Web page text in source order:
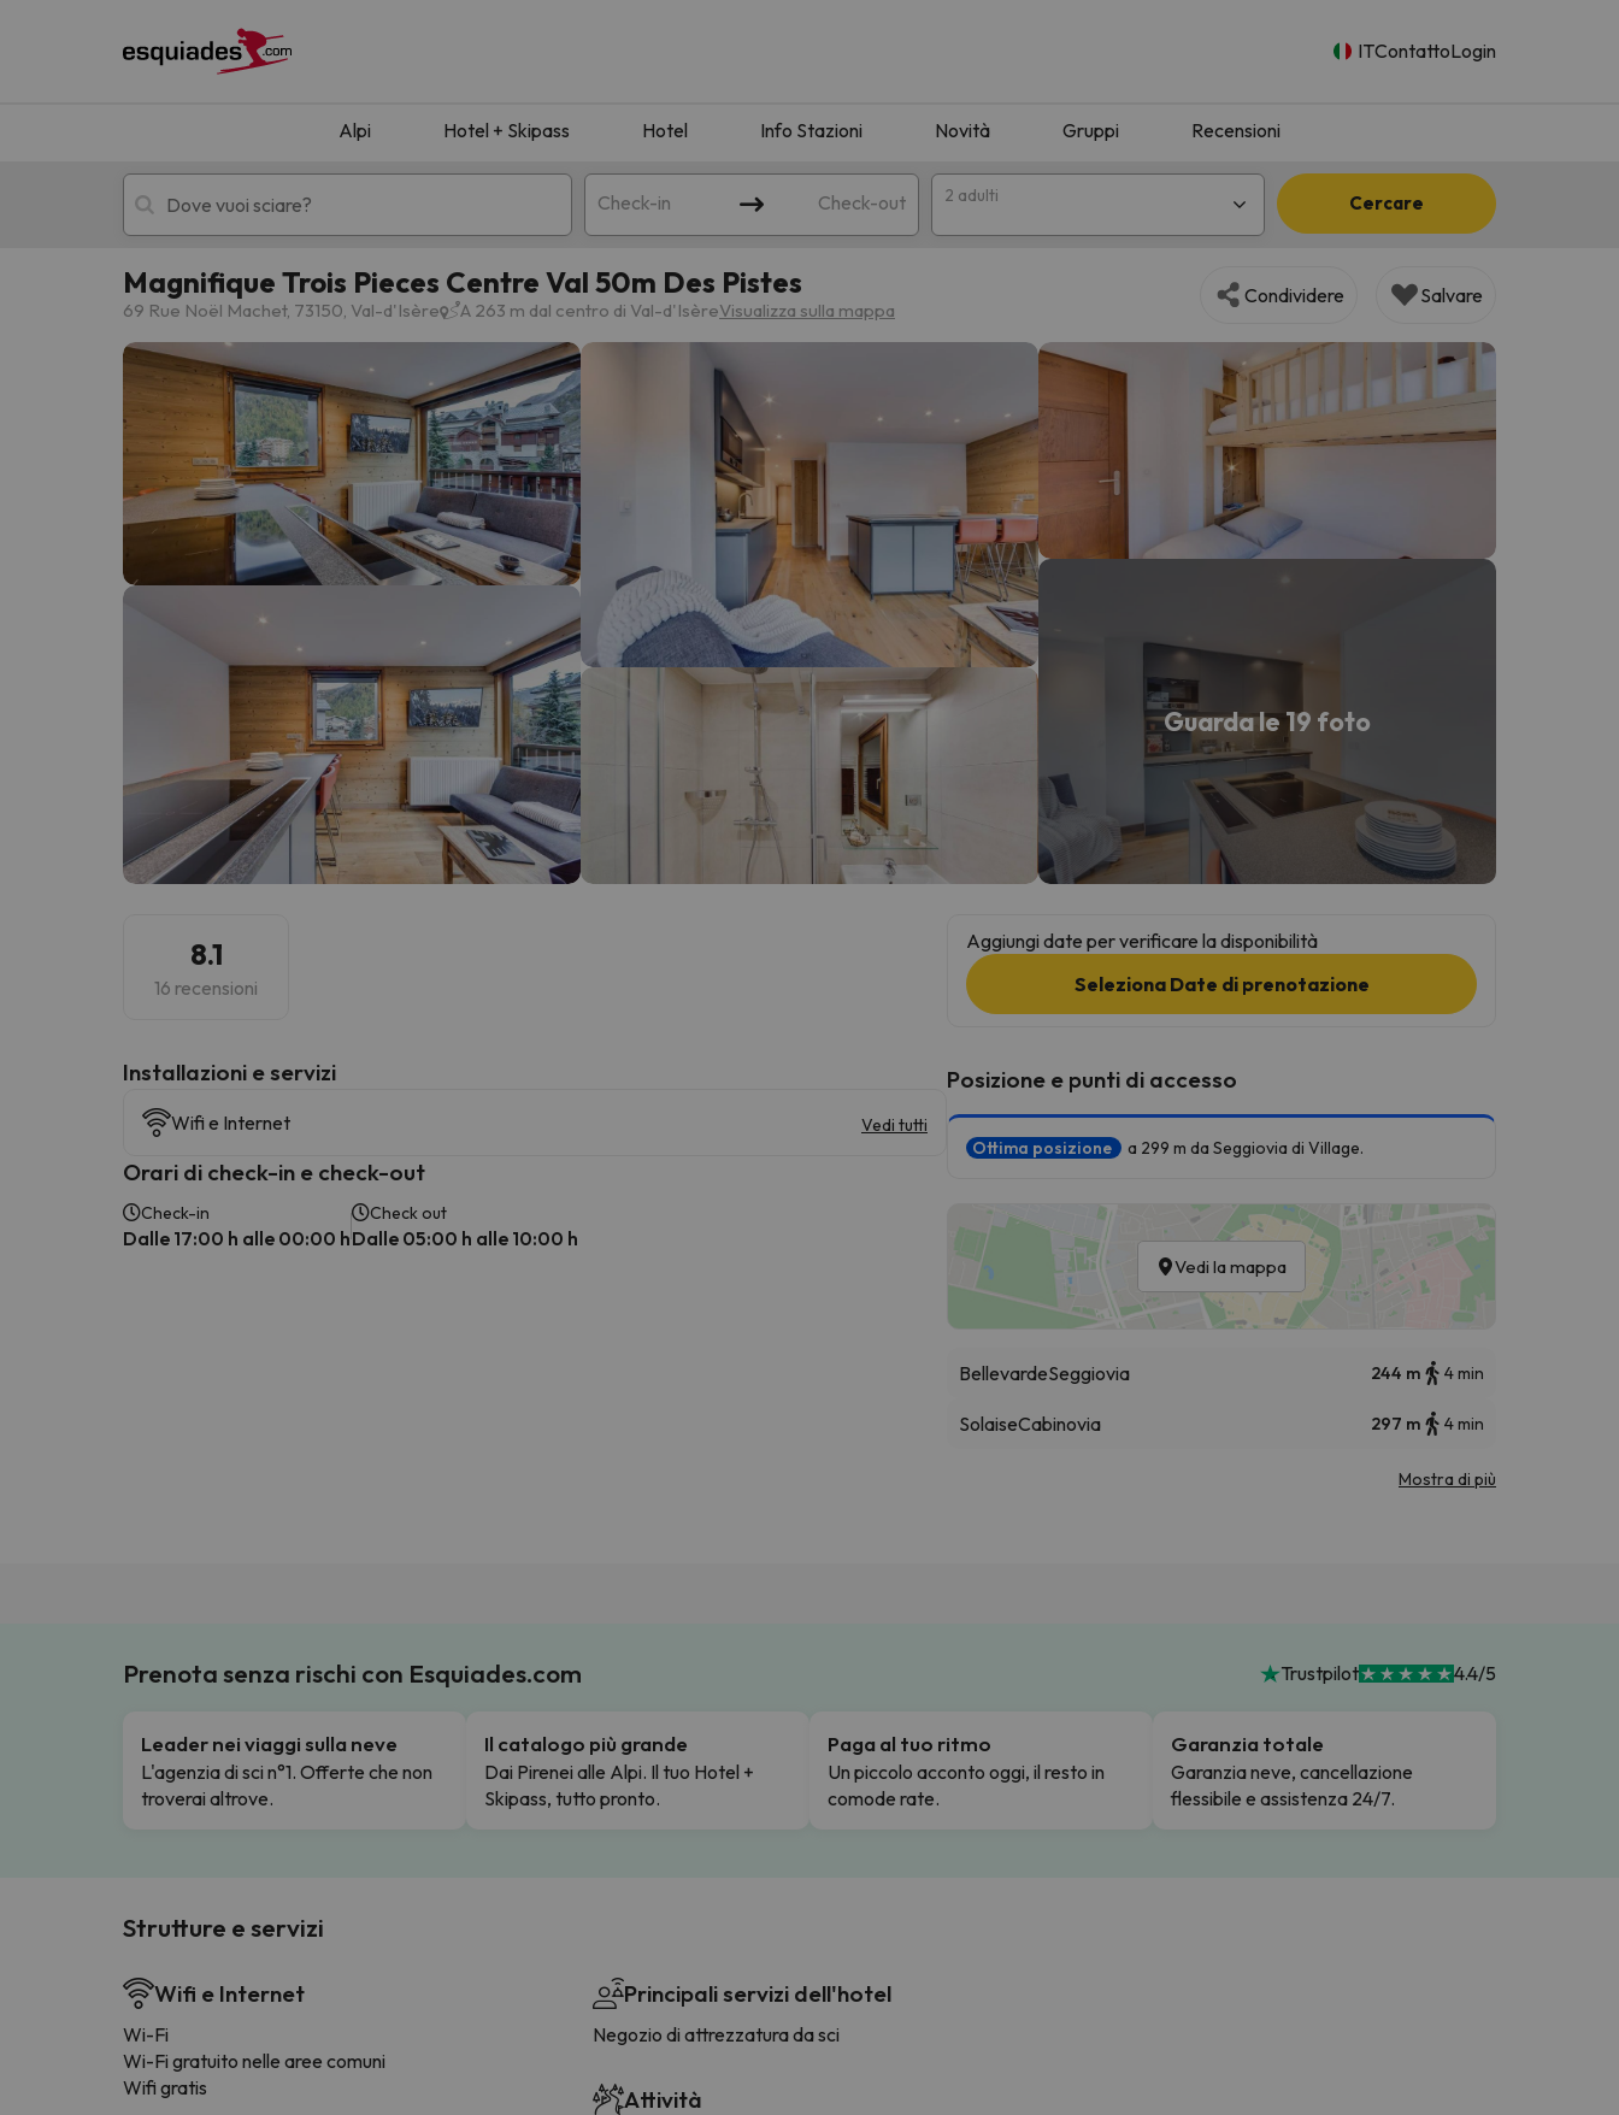
ITContattoLogin
Alpi Hotel + Skipass Hotel Info Stazioni Novità Gruppi Recensioni
Check-in Check-out 2 adulti Cercare
Hotel + skipass Hotel di montagna
Ops, non abbiamo trovato alcun risultato corrispondente alla sua ricerca. Provare a modificare la destinazione.
Sembra che il nostro ricercatore abbia perso la strada. Non appena troverà la bussola, tornerà.
Magnifique Trois Pieces Centre Val 50m Des Pistes
69 Rue Noël Machet, 73150, Val-d'Isère A 263 m dal centro di Val-d'IsèreVisualizza sulla mappa
Condividere Salvare
Guarda le 19 foto
8.1
16 recensioni
Installazioni e servizi
Wifi e Internet Vedi tutti
Orari di check-in e check-out
Check-in
Dalle 17:00 h alle 00:00 h
Check out
Dalle 05:00 h alle 10:00 h
Aggiungi date per verificare la disponibilità
Seleziona Date di prenotazione
Posizione e punti di accesso
Ottima posizione a 299 m da Seggiovia di Village.
Vedi la mappa
BellevardeSeggiovia 244 m 4 min
SolaiseCabinovia 297 m 4 min
Mostra di più
Prenota senza rischi con Esquiades.com Trustpilot 4.4/5
Leader nei viaggi sulla neve
L'agenzia di sci n°1. Offerte che non
troverai altrove.
Il catalogo più grande
Dai Pirenei alle Alpi. Il tuo Hotel +
Skipass, tutto pronto.
Paga al tuo ritmo
Un piccolo acconto oggi, il resto in
comode rate.
Garanzia totale
Garanzia neve, cancellazione
flessibile e assistenza 24/7.
Strutture e servizi
Wifi e Internet
Wi-Fi
Wi-Fi gratuito nelle aree comuni
Wifi gratis
Principali servizi dell'hotel
Negozio di attrezzatura da sci
Attività